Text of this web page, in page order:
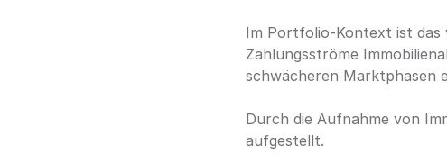
Im Portfolio-Kontext ist das
Zahlungsströme
schwächeren Marktphasen
Durch die Aufnahme von
aufgestellt.